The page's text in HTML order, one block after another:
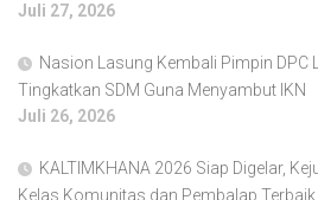
Juli 27, 2026
Nasion Lasung Kembali Pimpin DPC
Tingkatkan SDM Guna Menyambut IKN
Juli 26, 2026
KALTIMKHANA 2026 Siap Digelar,
Kelas Komunitas dan Pembalap